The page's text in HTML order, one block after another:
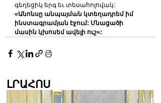
գեղեցիկ երգ եւ տեսահոլովակ:
«Անոնսը անպայման կտեղադրեմ իմ
ինստագրամյան էջում: Մնացածի
մասին կխոսեմ ավելի ուշ»:
ԼՐԱՀՈՍ